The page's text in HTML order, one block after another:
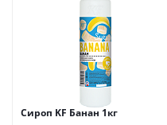
Сироп KF Банан 1кг